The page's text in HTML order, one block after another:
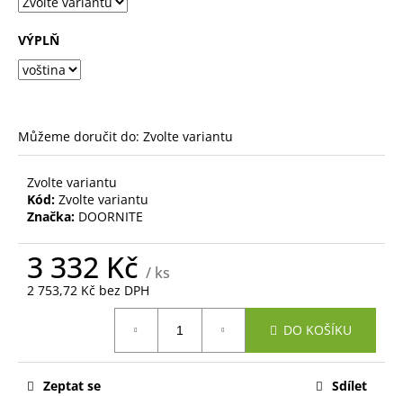
VÝPLŇ
Můžeme doručit do: Zvolte variantu
Zvolte variantu
Kód: Zvolte variantu
Značka: DOORNITE
3 332 Kč / ks
2 753,72 Kč bez DPH
DO KOŠÍKU
Zeptat se Sdílet
p
o
r
u
j
e
m
e